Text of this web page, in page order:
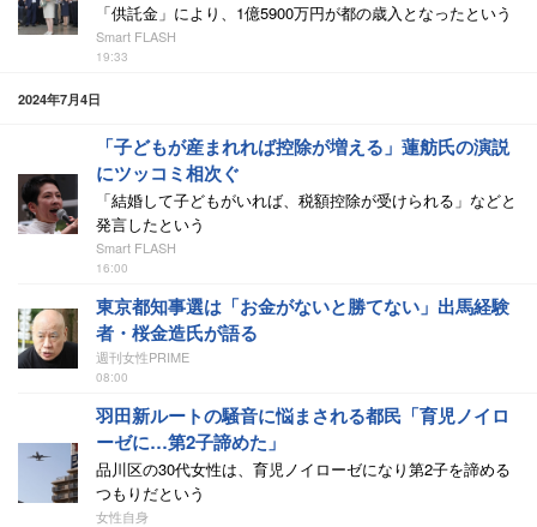
「供託金」により、1億5900万円が都の歳入となったという
Smart FLASH
19:33
2024年7月4日
「子どもが産まれれば控除が増える」蓮舫氏の演説
にツッコミ相次ぐ
「結婚して子どもがいれば、税額控除が受けられる」などと
発言したという
Smart FLASH
16:00
東京都知事選は「お金がないと勝てない」出馬経験
者・桜金造氏が語る
週刊女性PRIME
08:00
羽田新ルートの騒音に悩まされる都民「育児ノイロ
ーゼに…第2子諦めた」
品川区の30代女性は、育児ノイローゼになり第2子を諦める
つもりだという
女性自身